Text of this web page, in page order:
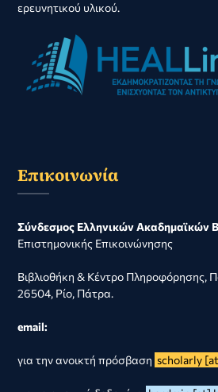
ερευνητικού υλικού.
Επικοινωνία
Σύνδεσμος Ελληνικών Ακαδημαϊκών
Επιστημονικής Επικοινώνησης
Βιβλιοθήκη & Κέντρο Πληροφόρησης,
26504, Ρίο, Πάτρα.
email:
για την ανοικτή πρόσβαση scholarly